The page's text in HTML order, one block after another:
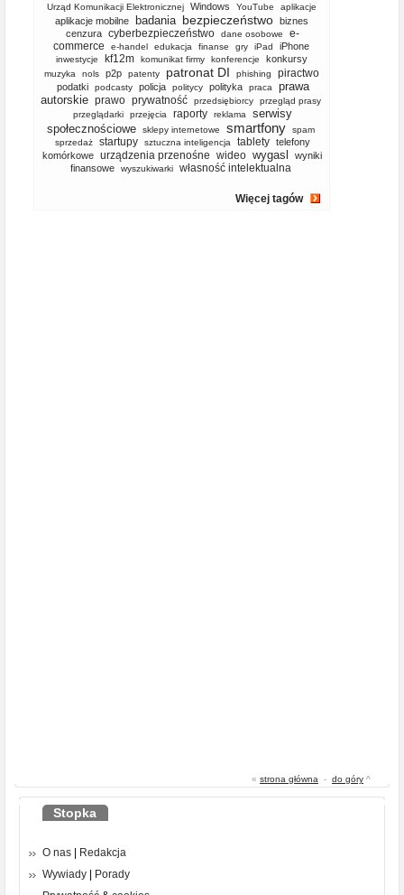
Urząd Komunikacji Elektronicznej Windows YouTube aplikacje
aplikacje mobilne badania bezpieczeństwo biznes
cenzura cyberbezpieczeństwo dane osobowe
e-
commerce
e-handel edukacja finanse gry iPad iPhone
inwestycje kf12m komunikat firmy konferencje konkursy
muzyka nols p2p patenty patronat DI phishing piractwo
podatki podcasty policja politycy polityka praca
prawa
autorskie prawo prywatność przedsiębiorcy
przegląd prasy
przeglądarki
przejęcia raporty reklama
serwisy
społecznościowe
sklepy internetowe smartfony
spam
sprzedaż
startupy sztuczna inteligencja tablety telefony
komórkowe
urządzenia przenośne wideo wygasl
wyniki
finansowe
wyszukiwarki własność intelektualna
Więcej tagów
« strona główna - do góry ^
Stopka
O nas
Redakcja
Wywiady
Porady